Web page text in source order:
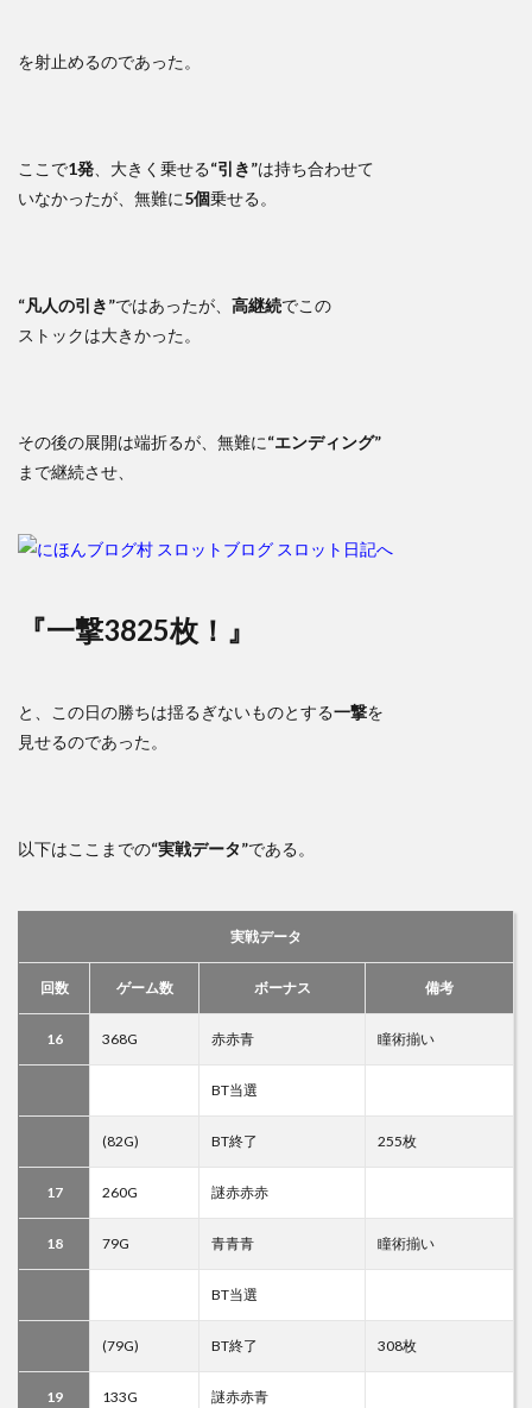
を射止めるのであった。
ここで1発 、大きく乗せる“引き”は持ち合わせて
いなかったが、無難に5個乗せる。
“凡人の引き”ではあったが、 高継続でこの
ストックは大きかった。
その後の展開は端折るが、無難に“エンディング”
まで継続させ、
『一撃3825枚！』
と、この日の勝ちは揺るぎないものとする一撃を
見せるのであった。
以下はここまでの“実戦データ”である。
実戦データ
回数 ゲーム数 ボーナス 備考
16 368G 赤赤青 瞳術揃い
BT当選
(82G) BT終了 255枚
17 260G 謎赤赤赤
18 79G 青青青 瞳術揃い
BT当選
(79G) BT終了 308枚
19 133G 謎赤赤青